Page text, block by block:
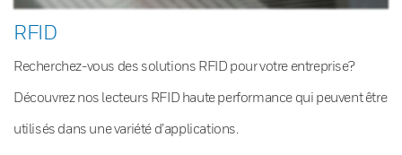
RFID
Recherchez-vous des solutions RFID pour votre entreprise?
Découvrez nos lecteurs RFID haute performance qui peuvent être
utilisés dans une variété d’applications.